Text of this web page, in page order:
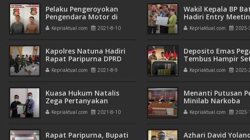
Pelaku Pengeroyokan
Pengendara Motor di
Pinggir Jalan Baloi Kebun
Diamankan Unit Unit
Kota
Kepriaktual.com 2021-8-10
Kapolres Natuna Hadiri
Rapat Paripurna DPRD
Natuna
Kepriaktual.com 2021-8-9
Kuasa Hukum Natalis
Zega Pertanyakan
Kejelasan Penyidikan
Kasus Klienya
Kepriaktual.com 2021-8-10
Rapat Paripurna, Bupati
Wakil Kepala BP
Hadiri Entry
Komitmen
Pengelolaan
Akuntabel
Kepriaktual.com 2025-
Deposito Emas
Tembus Hampir
Ton, Sehari Setelah
Presiden Resmikan
Kepriaktual.com 2025-
Menanti Putusan
Minilab Narkoba
Terdakwa Touzen
"Loloskah dari
Kepriaktual.com 2025-
Azhari David